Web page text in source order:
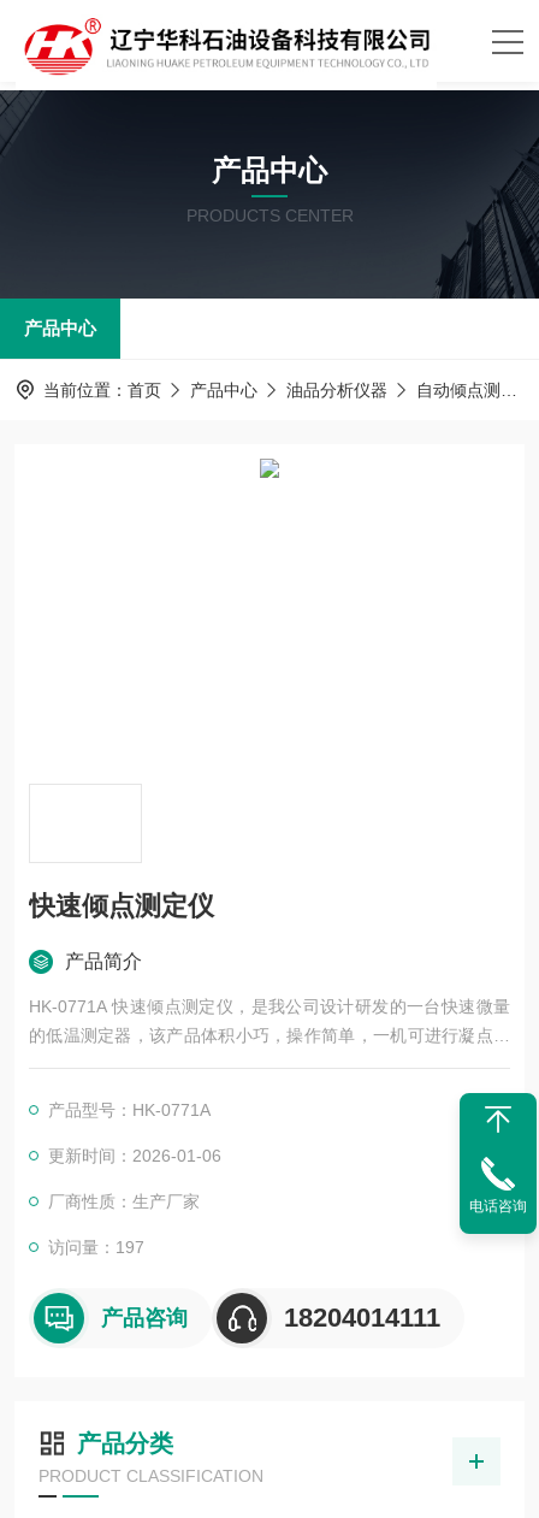
产品中心
PRODUCTS CENTER
产品中心
当前位置： 首页 产品中心 油品分析仪器 自动倾点测定器
快速倾点测定仪
产品简介
HK-0771A 快速倾点测定仪，是我公司设计研发的一台快速微量
的低温测定器，该产品体积小巧，操作简单，一机可进行凝点和
倾点两种试验的测定，结果精度符合GB/T 3535试验方法的要
产品型号：HK-0771A
更新时间：2026-01-06
厂商性质：生产厂家
访问量：197
产品咨询 18204014111
产品分类
PRODUCT CLASSIFICATION
电话咨询